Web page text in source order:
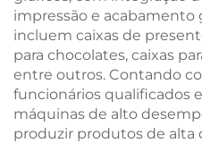
impressão e acabamento
incluem caixas de
para chocolates, caixas
entre outros. Contando
funcionários qualificados
máquinas de alto
produzir produtos de alta